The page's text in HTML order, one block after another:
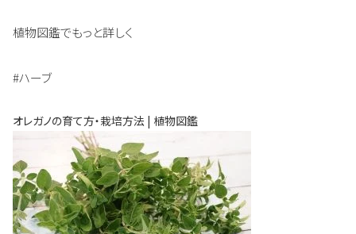
植物図鑑でもっと詳しく
#ハーブ
オレガノの育て方・栽培方法 | 植物図鑑